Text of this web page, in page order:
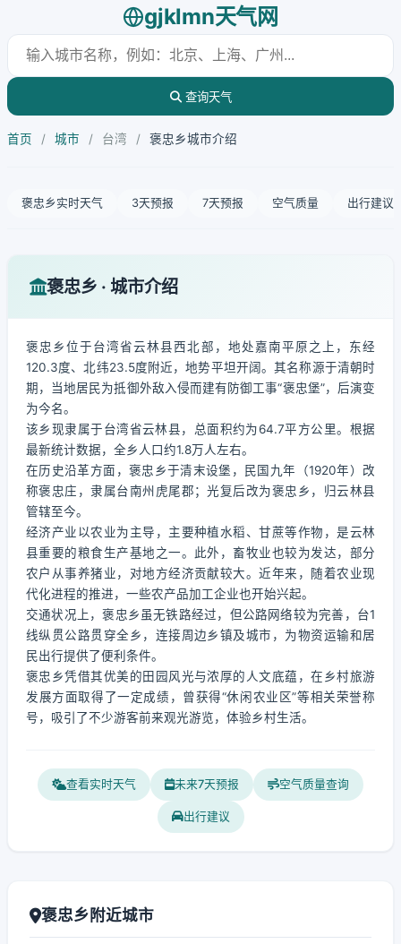
gjklmn天气网
查询天气
首页 / 城市 / 台湾 / 褒忠乡城市介绍
褒忠乡实时天气 3天预报 7天预报 空气质量 出行建议
褒忠乡 · 城市介绍
褒忠乡位于台湾省云林县西北部，地处嘉南平原之上，东经
120.3度、北纬23.5度附近，地势平坦开阔。其名称源于清朝时
期，当地居民为抵御外敌入侵而建有防御工事“褒忠堡”，后演变
为今名。
该乡现隶属于台湾省云林县，总面积约为64.7平方公里。根据
最新统计数据，全乡人口约1.8万人左右。
在历史沿革方面，褒忠乡于清末设堡，民国九年（1920年）改
称褒忠庄，隶属台南州虎尾郡；光复后改为褒忠乡，归云林县
管辖至今。
经济产业以农业为主导，主要种植水稻、甘蔗等作物，是云林
县重要的粮食生产基地之一。此外，畜牧业也较为发达，部分
农户从事养猪业，对地方经济贡献较大。近年来，随着农业现
代化进程的推进，一些农产品加工企业也开始兴起。
交通状况上，褒忠乡虽无铁路经过，但公路网络较为完善，台1
线纵贯公路贯穿全乡，连接周边乡镇及城市，为物资运输和居
民出行提供了便利条件。
褒忠乡凭借其优美的田园风光与浓厚的人文底蕴，在乡村旅游
发展方面取得了一定成绩，曾获得“休闲农业区”等相关荣誉称
号，吸引了不少游客前来观光游览，体验乡村生活。
查看实时天气 未来7天预报 空气质量查询
出行建议
褒忠乡附近城市